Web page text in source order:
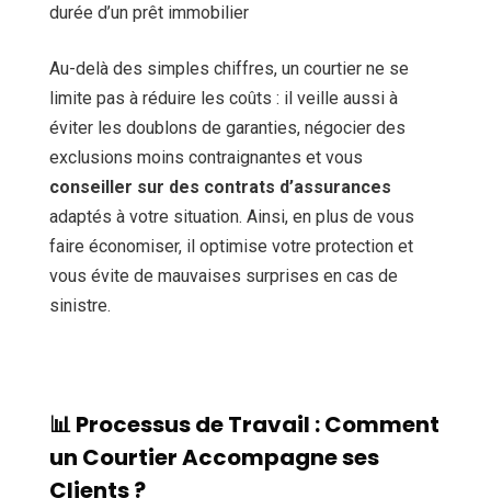
durée d’un prêt immobilier
Au-delà des simples chiffres, un courtier ne se
limite pas à réduire les coûts : il veille aussi à
éviter les doublons de garanties, négocier des
exclusions moins contraignantes et vous
conseiller sur des contrats d’assurances
adaptés à votre situation. Ainsi, en plus de vous
faire économiser, il optimise votre protection et
vous évite de mauvaises surprises en cas de
sinistre.
📊 Processus de Travail : Comment
un Courtier Accompagne ses
Clients ?